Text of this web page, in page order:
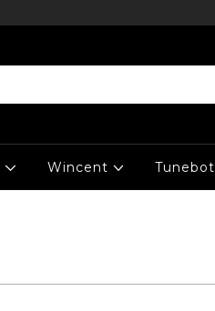
Wincent Tunebot